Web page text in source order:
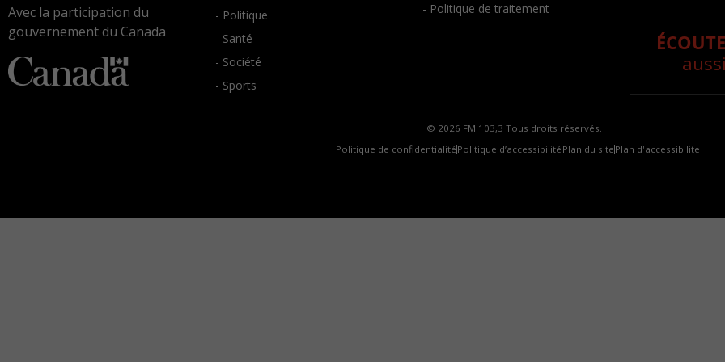
Avec la participation du
gouvernement du Canada
- Politique
- Santé
- Société
- Sports
- Politique de traitement
© 2026 FM 103,3 Tous droits réservés.
Politique de confidentialité Politique d’accessibilité Plan du site Plan d'accessibilite